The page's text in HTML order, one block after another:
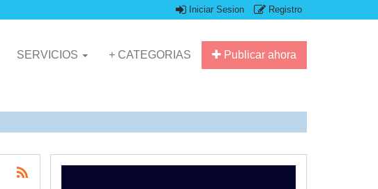
Iniciar Sesion Registro
Publicar ahora
SERVICIOS + CATEGORIAS